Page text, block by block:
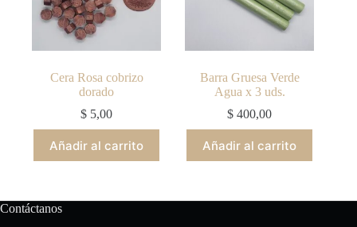
Cera Rosa cobrizo
dorado
$ 5,00
Añadir al carrito
Barra Gruesa Verde
Agua x 3 uds.
$ 400,00
Añadir al carrito
Contáctanos